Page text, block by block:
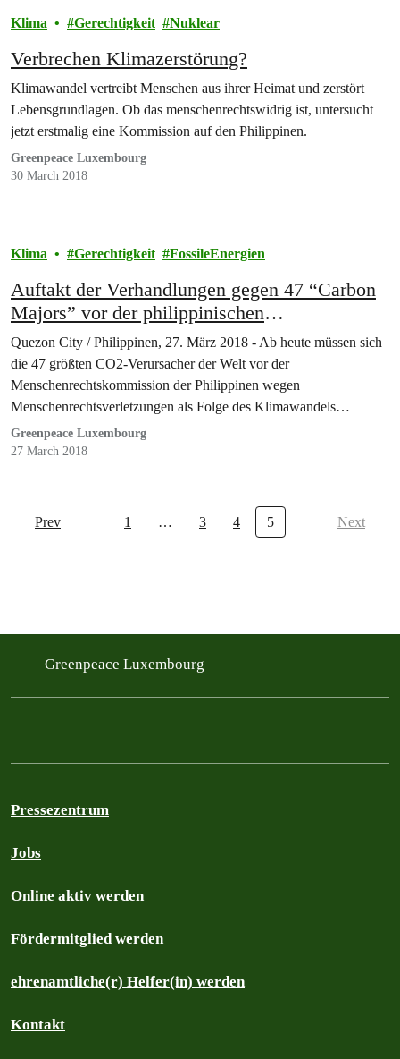
Klima Gerechtigkeit Nuklear
Verbrechen Klimazerstörung?
Klimawandel vertreibt Menschen aus ihrer Heimat und zerstört
Lebensgrundlagen. Ob das menschenrechtswidrig ist, untersucht
jetzt erstmalig eine Kommission auf den Philippinen.
Greenpeace Luxembourg
30 March 2018
Klima Gerechtigkeit FossileEnergien
Auftakt der Verhandlungen gegen 47 “Carbon
Majors” vor der philippinischen
Menschenrechtskommission
Quezon City / Philippinen, 27. März 2018 - Ab heute müssen sich
die 47 größten CO2-Verursacher der Welt vor der
Menschenrechtskommission der Philippinen wegen
Menschenrechtsverletzungen als Folge des Klimawandels
verantworten.
Greenpeace Luxembourg
27 March 2018
Prev 1 … 3 4 5 Next
Greenpeace Luxembourg
Pressezentrum
Jobs
Online aktiv werden
Fördermitglied werden
ehrenamtliche(r) Helfer(in) werden
Kontakt